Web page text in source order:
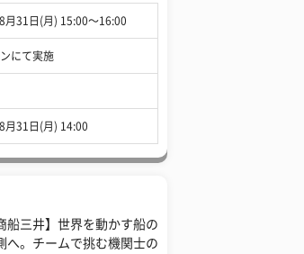
月31日(月) 15:00〜16:00
にて実施
月31日(月) 14:00
船三井】世界を動かす船の
へ。チームで挑む機関士の